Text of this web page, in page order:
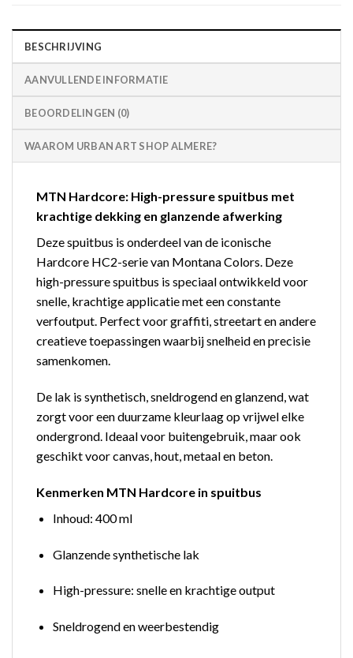
BESCHRIJVING
AANVULLENDE INFORMATIE
BEOORDELINGEN (0)
WAAROM URBAN ART SHOP ALMERE?
MTN Hardcore: High-pressure spuitbus met
krachtige dekking en glanzende afwerking
Deze spuitbus is onderdeel van de iconische
Hardcore HC2-serie van Montana Colors. Deze
high-pressure spuitbus is speciaal ontwikkeld voor
snelle, krachtige applicatie met een constante
verfoutput. Perfect voor graffiti, streetart en andere
creatieve toepassingen waarbij snelheid en precisie
samenkomen.
De lak is synthetisch, sneldrogend en glanzend, wat
zorgt voor een duurzame kleurlaag op vrijwel elke
ondergrond. Ideaal voor buitengebruik, maar ook
geschikt voor canvas, hout, metaal en beton.
Kenmerken MTN Hardcore in spuitbus
Inhoud: 400 ml
Glanzende synthetische lak
High-pressure: snelle en krachtige output
Sneldrogend en weerbestendig